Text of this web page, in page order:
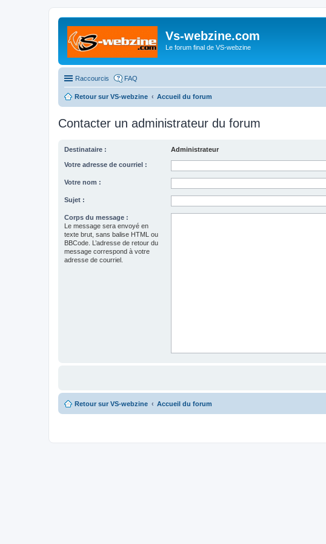
Vs-webzine.com
Le forum final de VS-webzine
Raccourcis FAQ
Retour sur VS-webzine Accueil du forum
Contacter un administrateur du forum
Destinataire : Administrateur
Votre adresse de courriel :
Votre nom :
Sujet :
Corps du message :
Le message sera envoyé en
texte brut, sans balise HTML ou
BBCode. L’adresse de retour du
message correspond à votre
adresse de courriel.
Retour sur VS-webzine Accueil du forum